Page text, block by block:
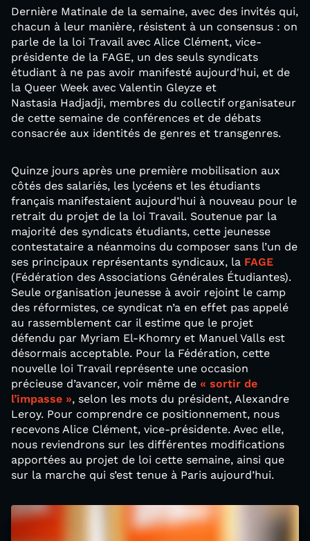
Dernière Matinale de la semaine, avec des invités qui,
chacun à leur manière, résistent à un consensus : on
parle de la loi Travail avec Alice Clément, vice-
présidente de la FAGE, un des seuls syndicats
étudiant à ne pas avoir manifesté aujourd'hui, et de
la Queer Week avec Valentin Gleyze et
Nastasia Hadjadji, membres du collectif organisateur
de cette semaine de conférences et de débats
consacrée aux identités de genres et transgenres.
Quinze jours après une première mobilisation aux
côtés des salariés, les lycéens et les étudiants
français manifestaient aujourd’hui à nouveau pour le
retrait du projet de la loi Travail. Soutenue par la
majorité des syndicats étudiants, cette jeunesse
contestataire a néanmoins du composer sans l’un de
ses principaux représentants syndicaux, la FAGE
(Fédération des Associations Générales Étudiantes).
Seule organisation jeunesse à avoir rejoint le camp
des réformistes, ce syndicat n’a en effet pas appelé
au rassemblement car il estime que le projet
défendu par Myriam El-Khomry et Manuel Valls est
désormais acceptable. Pour la Fédération, cette
nouvelle loi Travail représente une occasion
précieuse d’avancer, voir même de « sortir de
l’impasse », selon les mots du président, Alexandre
Leroy. Pour comprendre ce positionnement, nous
recevons Alice Clément, vice-présidente. Avec elle,
nous reviendrons sur les différentes modifications
apportées au projet de loi cette semaine, ainsi que
sur la marche qui s’est tenue à Paris aujourd’hui.